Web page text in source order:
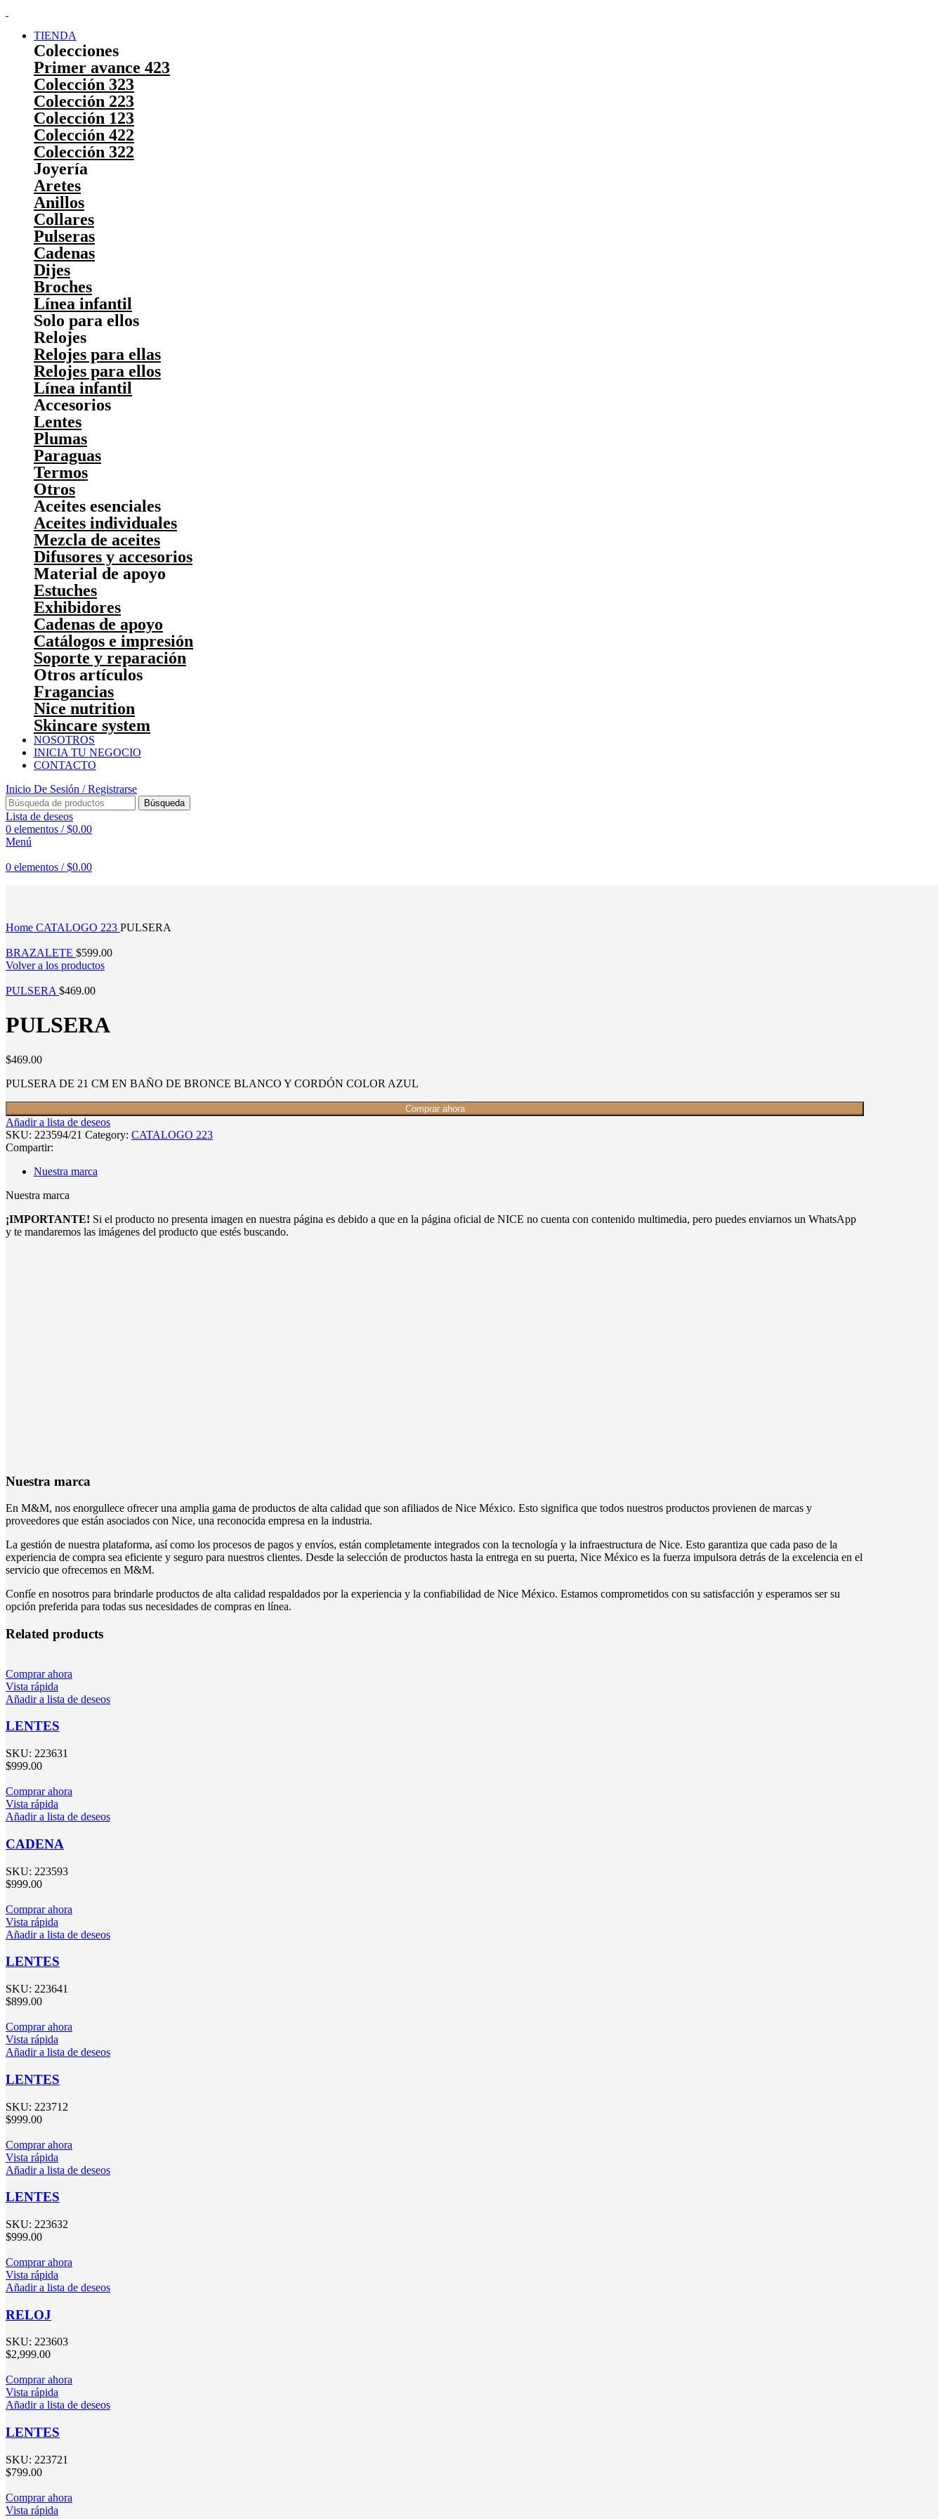
TIENDA
Colecciones
Primer avance 423
Colección 323
Colección 223
Colección 123
Colección 422
Colección 322
Joyería
Aretes
Anillos
Collares
Pulseras
Cadenas
Dijes
Broches
Línea infantil
Solo para ellos
Relojes
Relojes para ellas
Relojes para ellos
Línea infantil
Accesorios
Lentes
Plumas
Paraguas
Termos
Otros
Aceites esenciales
Aceites individuales
Mezcla de aceites
Difusores y accesorios
Material de apoyo
Estuches
Exhibidores
Cadenas de apoyo
Catálogos e impresión
Soporte y reparación
Otros artículos
Fragancias
Nice nutrition
Skincare system
NOSOTROS
INICIA TU NEGOCIO
CONTACTO
Inicio De Sesión / Registrarse
Búsqueda
Lista de deseos
0 elementos / $0.00
Menú
0 elementos / $0.00
Home CATALOGO 223 PULSERA
BRAZALETE $599.00
Volver a los productos
PULSERA $469.00
PULSERA
$469.00
PULSERA DE 21 CM EN BAÑO DE BRONCE BLANCO Y CORDÓN COLOR AZUL
Comprar ahora
Añadir a lista de deseos
SKU: 223594/21 Category: CATALOGO 223
Compartir:
Nuestra marca
Nuestra marca
¡IMPORTANTE! Si el producto no presenta imagen en nuestra página es debido a que en la página oficial de NICE no cuenta con contenido multimedia, pero puedes enviarnos un WhatsApp
y te mandaremos las imágenes del producto que estés buscando.
Nuestra marca
En M&M, nos enorgullece ofrecer una amplia gama de productos de alta calidad que son afiliados de Nice México. Esto significa que todos nuestros productos provienen de marcas y
proveedores que están asociados con Nice, una reconocida empresa en la industria.
La gestión de nuestra plataforma, así como los procesos de pagos y envíos, están completamente integrados con la tecnología y la infraestructura de Nice. Esto garantiza que cada paso de la
experiencia de compra sea eficiente y seguro para nuestros clientes. Desde la selección de productos hasta la entrega en su puerta, Nice México es la fuerza impulsora detrás de la excelencia en el
servicio que ofrecemos en M&M.
Confíe en nosotros para brindarle productos de alta calidad respaldados por la experiencia y la confiabilidad de Nice México. Estamos comprometidos con su satisfacción y esperamos ser su
opción preferida para todas sus necesidades de compras en línea.
Related products
Comprar ahora
Vista rápida
Añadir a lista de deseos
LENTES
SKU: 223631
$999.00
Comprar ahora
Vista rápida
Añadir a lista de deseos
CADENA
SKU: 223593
$999.00
Comprar ahora
Vista rápida
Añadir a lista de deseos
LENTES
SKU: 223641
$899.00
Comprar ahora
Vista rápida
Añadir a lista de deseos
LENTES
SKU: 223712
$999.00
Comprar ahora
Vista rápida
Añadir a lista de deseos
LENTES
SKU: 223632
$999.00
Comprar ahora
Vista rápida
Añadir a lista de deseos
RELOJ
SKU: 223603
$2,999.00
Comprar ahora
Vista rápida
Añadir a lista de deseos
LENTES
SKU: 223721
$799.00
Comprar ahora
Vista rápida